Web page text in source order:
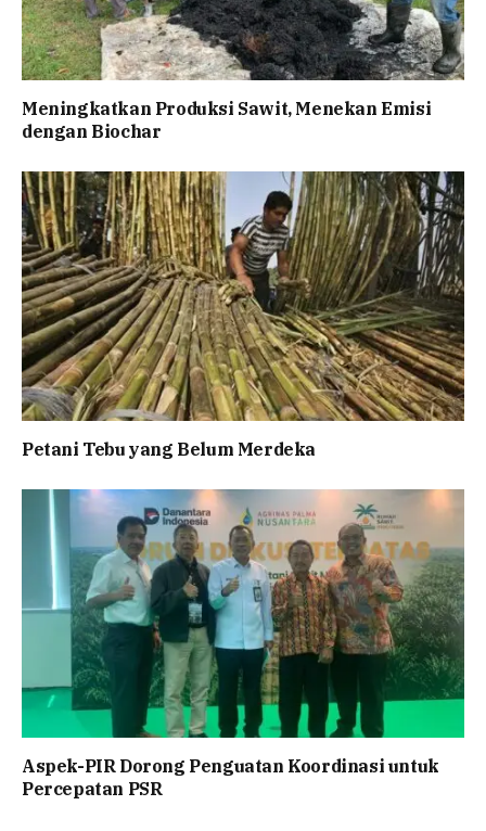
Meningkatkan Produksi Sawit, Menekan Emisi
dengan Biochar
Petani Tebu yang Belum Merdeka
Aspek-PIR Dorong Penguatan Koordinasi untuk
Percepatan PSR